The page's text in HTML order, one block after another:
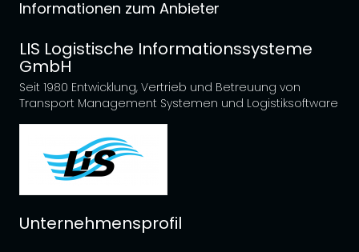
Informationen zum Anbieter
LIS Logistische Informationssysteme
GmbH
Seit 1980 Entwicklung, Vertrieb und Betreuung von
Transport Management Systemen und Logistiksoftware
Unternehmensprofil